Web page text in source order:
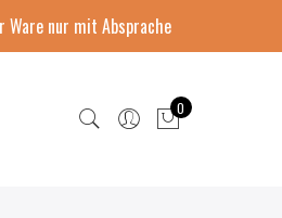
Ware nur mit Absprache
0